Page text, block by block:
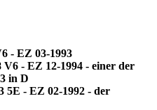
- EZ 03-1993
V6 - EZ 12-1994 - einer der
in D
5E - EZ 02-1992 - der